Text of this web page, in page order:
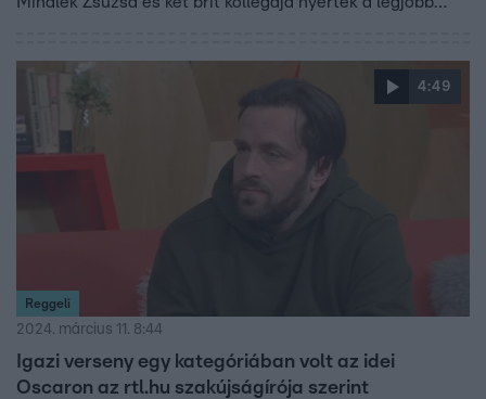
4:49
Reggeli
2024. március 11. 8:44
Igazi verseny egy kategóriában volt az idei
Oscaron az rtl.hu szakújságírója szerint